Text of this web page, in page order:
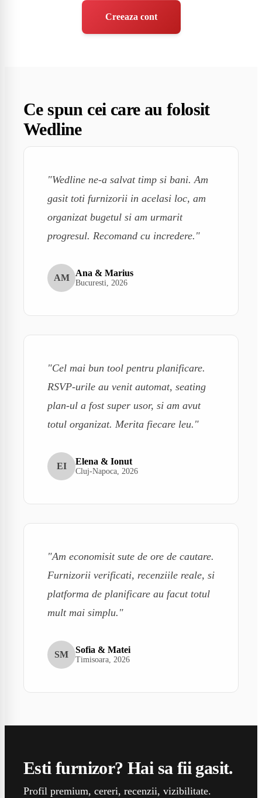
Creeaza cont
Ce spun cei care au folosit
Wedline
"Wedline ne-a salvat timp si bani. Am
gasit toti furnizorii in acelasi loc, am
organizat bugetul si am urmarit
progresul. Recomand cu incredere."
AM Ana & Marius
Bucuresti, 2026
"Cel mai bun tool pentru planificare.
RSVP-urile au venit automat, seating
plan-ul a fost super usor, si am avut
totul organizat. Merita fiecare leu."
EI Elena & Ionut
Cluj-Napoca, 2026
"Am economisit sute de ore de cautare.
Furnizorii verificati, recenziile reale, si
platforma de planificare au facut totul
mult mai simplu."
SM Sofia & Matei
Timisoara, 2026
Esti furnizor? Hai sa fii gasit.
Profil premium, cereri, recenzii, vizibilitate.